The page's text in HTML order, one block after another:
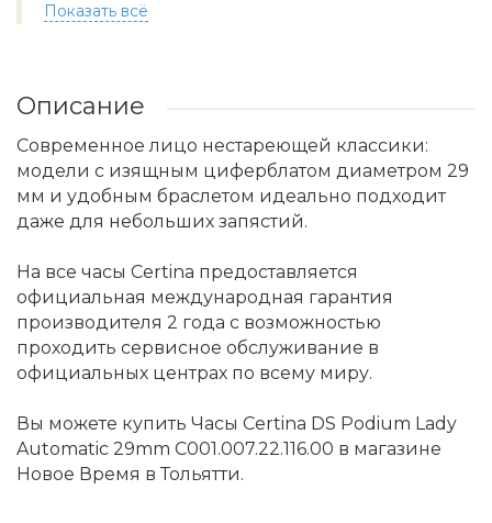
Показать всё
Описание
Современное лицо нестареющей классики:
модели с изящным циферблатом диаметром 29
мм и удобным браслетом идеально подходит
даже для небольших запястий.
На все часы Certina предоставляется
официальная международная гарантия
производителя 2 года с возможностью
проходить сервисное обслуживание в
официальных центрах по всему миру.
Вы можете купить Часы Certina DS Podium Lady
Automatic 29mm C001.007.22.116.00 в магазине
Новое Время в Тольятти.